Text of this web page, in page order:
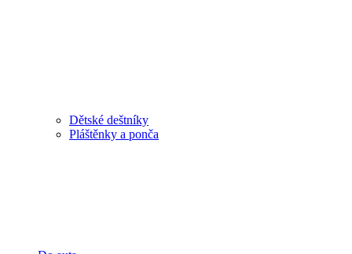
Dětské deštníky
Pláštěnky a ponča